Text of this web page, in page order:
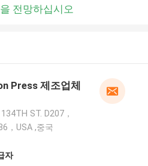
전망하십시오
Press 제조업체
ST. D207，
，USA ,중국
자